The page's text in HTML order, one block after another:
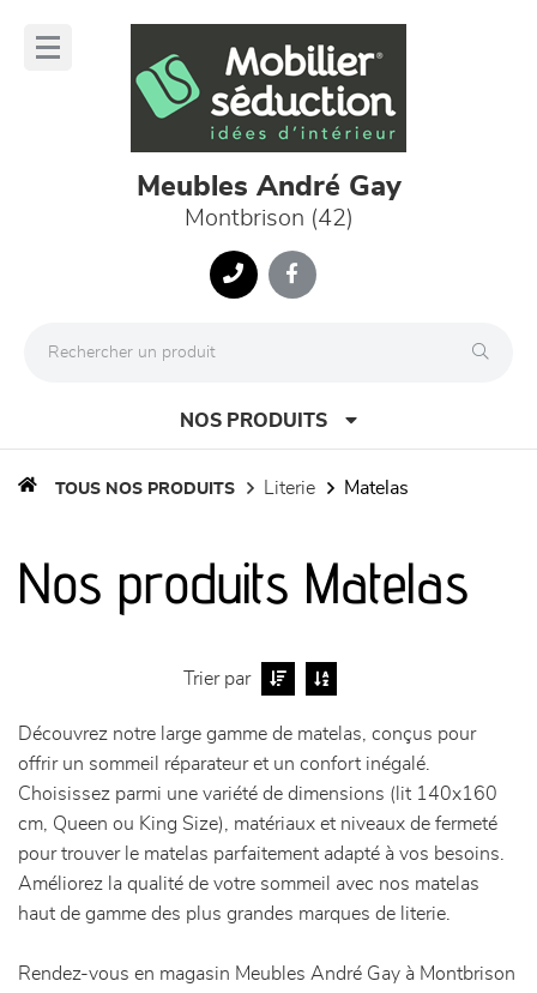
Meubles André Gay
Montbrison (42)
NOS PRODUITS
séjours
meubles de complément
chambres et dressing
literie
décoration
TOUS NOS PRODUITS literie matelas
Nos produits Matelas
Trier par
Découvrez notre large gamme de matelas, conçus pour
offrir un sommeil réparateur et un confort inégalé.
Choisissez parmi une variété de dimensions (lit 140x160
cm, Queen ou King Size), matériaux et niveaux de fermeté
pour trouver le matelas parfaitement adapté à vos besoins.
Améliorez la qualité de votre sommeil avec nos matelas
haut de gamme des plus grandes marques de literie.
Rendez-vous en magasin Meubles André Gay à Montbrison